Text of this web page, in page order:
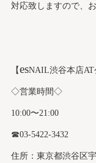
対応致しますので、
【esNAIL渋谷本店AT
◇営業時間◇
10:00〜21:00
☎︎03-5422-3432
住所：東京都渋谷区